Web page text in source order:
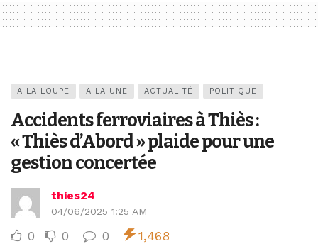
A LA LOUPE A LA UNE ACTUALITÉ POLITIQUE
Accidents ferroviaires à Thiès :
« Thiès d’Abord » plaide pour une
gestion concertée
thies24
04/06/2025 1:25 AM
0 0 0 1,468